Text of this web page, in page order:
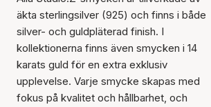
äkta sterlingsilver (925) och finns i både
silver- och guldpläterad finish. I
kollektionerna finns även smycken i 14
karats guld för en extra exklusiv
upplevelse. Varje smycke skapas med
fokus på kvalitet och hållbarhet, och